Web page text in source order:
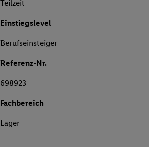
Teilzeit
Einstiegslevel
Berufseinsteiger
Referenz-Nr.
698923
Fachbereich
Lager